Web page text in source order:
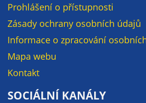
Prohlášení o přístupnosti
Zásady ochrany osobních údajů
Informace o zpracování
Mapa webu
Kontakt
SOCIÁLNÍ KANÁLY